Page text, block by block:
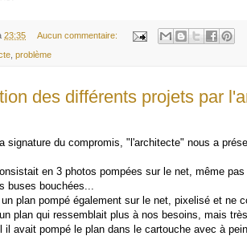
23:35 Aucun commentaire:
problème
des différents projets par
signature du compromis, "l'architecte" nous a
en 3 photos pompées sur le net, même
buses bouchées...
plan pompé également sur le net, pixelisé et ne
plan qui ressemblait plus à nos besoins, mais
il avait pompé le plan dans le cartouche avec à